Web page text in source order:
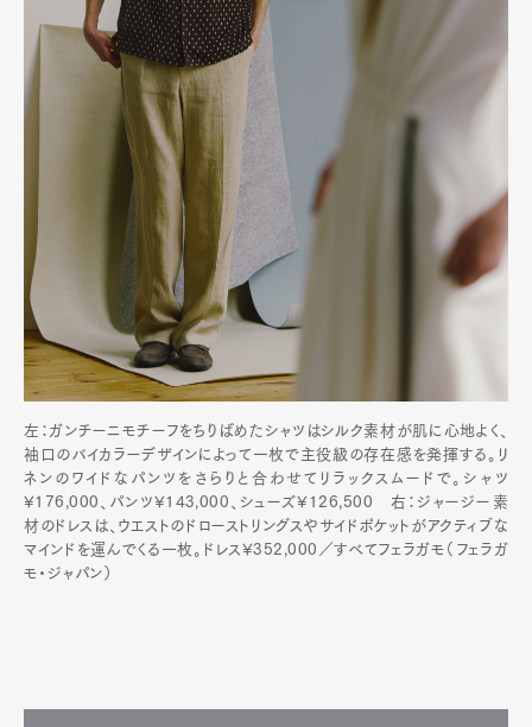
左：ガンチーニモチーフをちりばめたシャツはシルク素材が肌に心地よく、
袖口のバイカラーデザインによって一枚で主役級の存在感を発揮する。リ
ネンのワイドなパンツをさらりと合わせてリラックスムードで。シャツ
¥176,000、パンツ¥143,000、シューズ¥126,500 右：ジャージー素
材のドレスは、ウエストのドローストリングスやサイドポケットがアクティブな
マインドを運んでくる一枚。ドレス¥352,000／すべてフェラガモ（フェラガ
モ・ジャパン）